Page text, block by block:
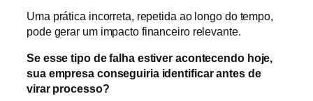
Uma prática incorreta, repetida ao longo do tempo,
pode gerar um impacto financeiro relevante.
Se esse tipo de falha estiver acontecendo hoje,
sua empresa conseguiria identificar antes de
virar processo?